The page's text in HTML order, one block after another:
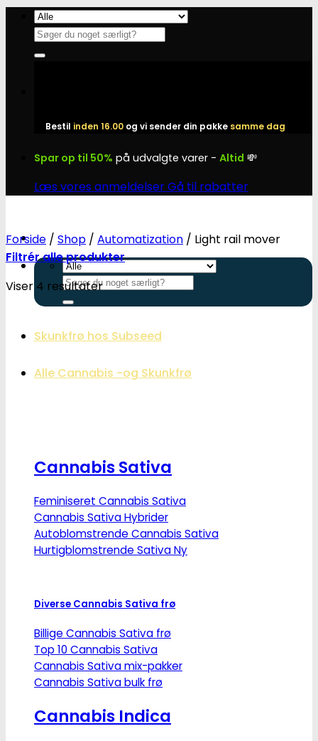
Fortsæt
indhold
Søg
efter:
Bestil inden 16.00 og vi sender din pakke samme dag
Spar op til 50% på udvalgte varer - Altid 💸
Læs vores anmeldelserGå til rabatter
Søg
efter:
Skunkfrø hos Subseed
Alle Cannabis -og Skunkfrø
Cannabis Sativa
Feminiseret Cannabis Sativa
Cannabis Sativa Hybrider
Autoblomstrende Cannabis Sativa
Hurtigblomstrende Sativa
Diverse Cannabis Sativa frø
Billige Cannabis Sativa frø
Top 10 Cannabis Sativa
Cannabis Sativa mix-pakker
Cannabis Sativa bulk frø
Cannabis Indica
Forside / Shop / Automatization / Light rail mover
Filtrér alle produkter
Viser 4 resultater